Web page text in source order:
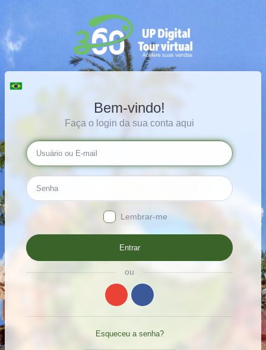
Bem-vindo!
Faça o login da sua conta aqui
Lembrar-me
Entrar
ou
Esqueceu a senha?